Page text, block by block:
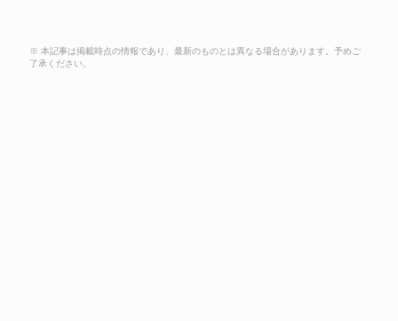
※ 本記事は掲載時点の情報であり、最新のものとは異なる場合があります。予めご
了承ください。